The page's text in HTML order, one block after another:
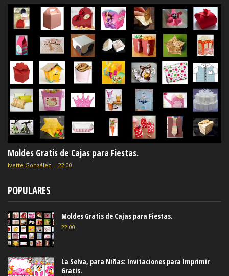
Moldes Gratis de Cajas para Fiestas.
Ivette González - 22:00
POPULARES
Moldes Gratis de Cajas para Fiestas.
22:00
La Selva, para Niñas: Invitaciones para Imprimir
Gratis.